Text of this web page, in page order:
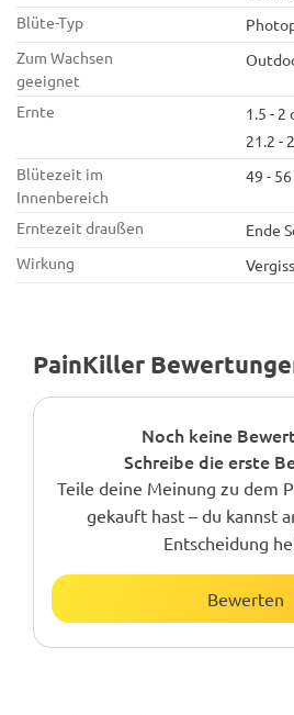
Blüte-Typ
Zum Wachsen
geeignet
Ernte
1.5 - 2
21.2 -
Blütezeit im
Innenbereich
49 -
Erntezeit draußen
Ende
Wirkung
PainKiller
Noch keine
Schreibe die erste
Teile deine Meinung zu dem
gekauft hast – du kannst
Entscheidung
Bewerten